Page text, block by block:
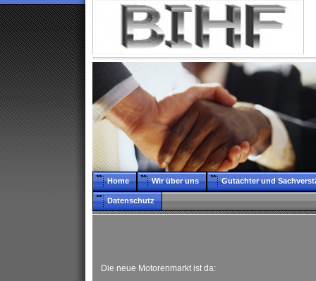
Home Wir über uns Gutachter und
Datenschutz
Die neue Motorenmarkt ist da: